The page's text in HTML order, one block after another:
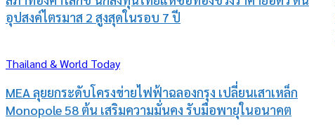
อุปสงค์ไตรมาส 2 สูงสุดในรอบ 7 ปี
Thailand & World Today
MEA ลุยยกระดับโครงข่ายไฟฟ้าฉลองกรุง เปลี่ยนเสาเหล็ก
Monopole 58 ต้น เสริมความมั่นคง รับมือพายุในอนาคต